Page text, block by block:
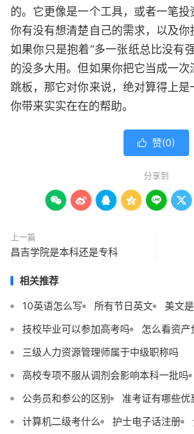
的。它更像是一个工具，或者一笔
你有没有想清楚自己的需求，以及你
如果你只是抱着“多一张纸总比没有
的没多大用。但如果你把它当成一
跳板，那它对你来说，绝对算得上
你带来实实在在的帮助。
 赞(0)
分享到
     
上一篇
昌吉学院是本科还是专科
相关推荐
10英语怎么写 所有节日英文
美文
技校毕业可以参加高考吗
怎么看资产
三级人力资源管理师属于中级职称吗
高校专项不服从调剂会影响本科一批吗
公务员和参公的区别
准考证有哪些优
计算机二级考什么
护士电子话注册